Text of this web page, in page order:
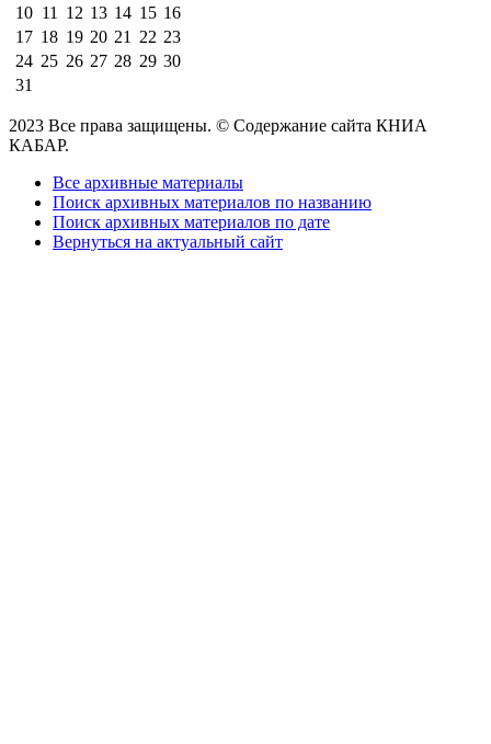
10 11 12 13 14 15 16
17 18 19 20 21 22 23
24 25 26 27 28 29 30
31
2023 Все права защищены. © Содержание сайта КНИА
КАБАР.
Все архивные материалы
Поиск архивных материалов по названию
Поиск архивных материалов по дате
Вернуться на актуальный сайт